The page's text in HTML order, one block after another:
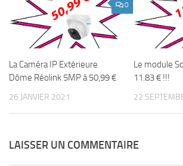
0
La Caméra IP Extérieure
Dôme Réolink 5MP à 50,99 €
26 JANVIER 2021
Le module
11.83 € !!!
22
LAISSER UN COMMENTAIRE